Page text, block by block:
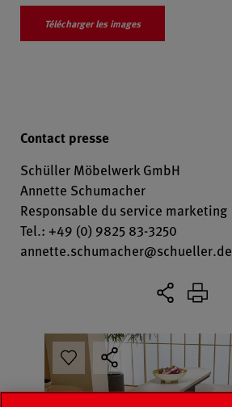
Télécharger les images
Contact presse
Schüller Möbelwerk GmbH
Annette Schumacher
Responsable du service marketing
Tel.: +49 (0) 9825 83-3250
annette.schumacher@schueller.de